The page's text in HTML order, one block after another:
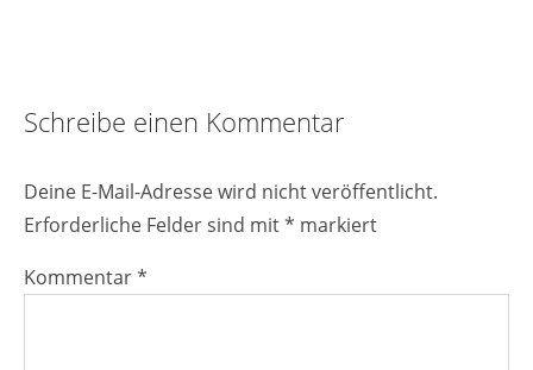
Reader
Interactions
Schreibe einen Kommentar
Deine E-Mail-Adresse wird nicht veröffentlicht.
Erforderliche Felder sind mit* markiert
Kommentar*